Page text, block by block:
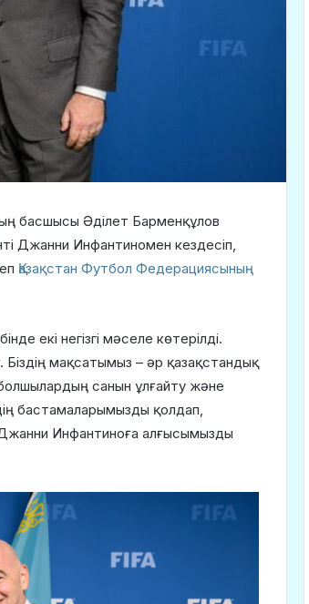
басшысы Әділет Барменқұлов
Джанни Инфантиномен кездесіп,
Қазақстан Футбол Федерациясының
екі негізгі мәселе көтерілді.
мақсатымыз – әр қазақстандық
санын ұлғайту және
бастамаларымызды қолдап,
Инфантиноға алғысымызды